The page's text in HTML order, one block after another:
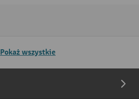
Pokaż wszystkie